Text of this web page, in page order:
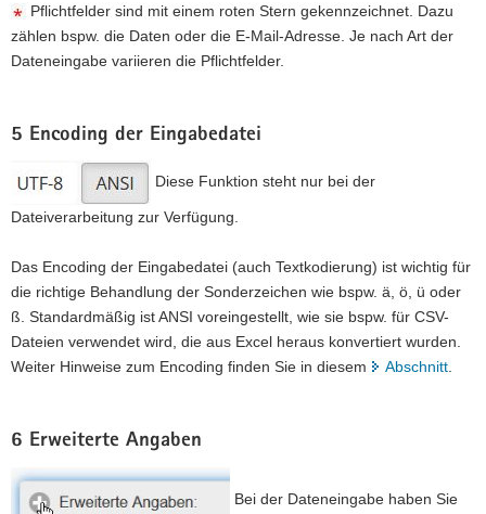
Pflichtfelder sind mit einem roten Stern gekennzeichnet. Dazu
zählen bspw. die Daten oder die E-Mail-Adresse. Je nach Art der
Dateneingabe variieren die Pflichtfelder.
5 Encoding der Eingabedatei
Diese Funktion steht nur bei der
Dateiverarbeitung zur Verfügung.
Das Encoding der Eingabedatei (auch Textkodierung) ist wichtig für
die richtige Behandlung der Sonderzeichen wie bspw. ä, ö, ü oder
ß. Standardmäßig ist ANSI voreingestellt, wie sie bspw. für CSV-
Dateien verwendet wird, die aus Excel heraus konvertiert wurden.
Weiter Hinweise zum Encoding finden Sie in diesem
Abschnitt
6 Erweiterte Angaben
Bei der Dateneingabe haben Sie